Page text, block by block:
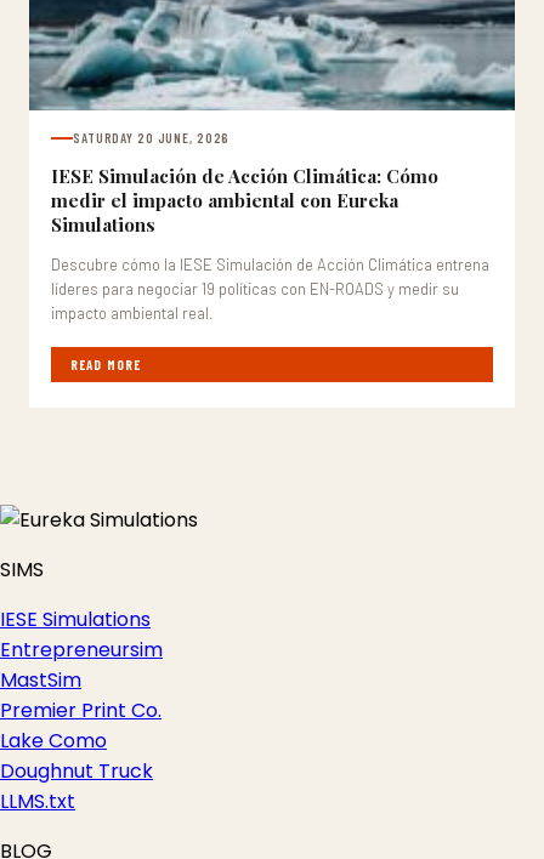
SATURDAY 20 JUNE, 2026
IESE Simulación de Acción Climática: Cómo
medir el impacto ambiental con Eureka
Simulations
Descubre cómo la IESE Simulación de Acción Climática entrena
líderes para negociar 19 políticas con EN-ROADS y medir su
impacto ambiental real.
READ MORE
SIMS
IESE Simulations
Entrepreneursim
MastSim
Premier Print Co.
Lake Como
Doughnut Truck
LLMS.txt
BLOG